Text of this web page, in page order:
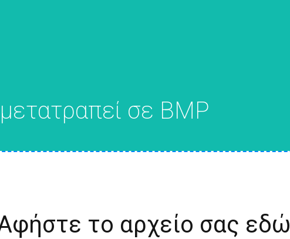
σε BMP
το αρχείο σας εδώ